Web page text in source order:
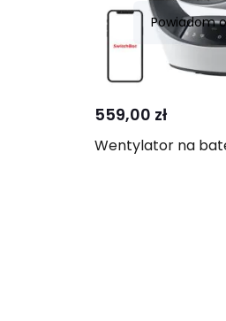
Porównaj
Powiadom
559,00 zł
Wentylator na